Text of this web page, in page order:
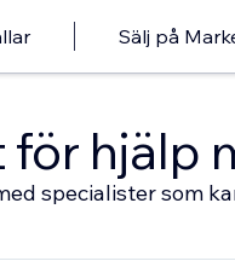
Sälj på
hjälp
specialister som